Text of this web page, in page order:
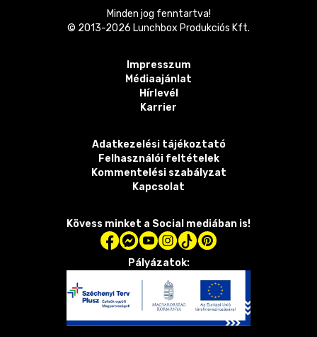
Minden jog fenntartva!
© 2013-2026 Lunchbox Produkciós Kft.
Impresszum
Médiaajánlat
Hírlevél
Karrier
Adatkezelési tájékoztató
Felhasználói feltételek
Kommentelési szabályzat
Kapcsolat
Kövess minket a Social mediában is!
Pályázatok: